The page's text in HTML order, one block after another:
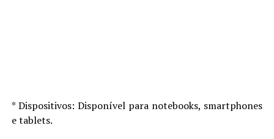
* Dispositivos: Disponível para notebooks, smartphones
e tablets.